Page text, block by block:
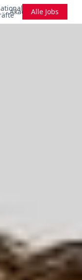
AkademieAlle Jobs